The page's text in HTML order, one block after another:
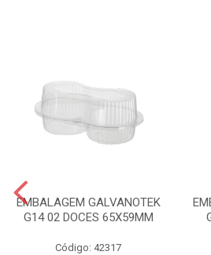
EMBALAGEM GALVANOTEK
G14 02 DOCES 65X59MM
Código: 42317